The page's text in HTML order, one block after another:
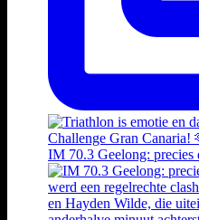
IM 70.3 Geelong: precies